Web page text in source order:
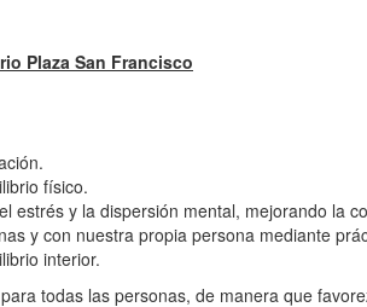
Plaza San Francisco
físico.
estrés y la dispersión mental, mejorando la
y con nuestra propia persona mediante
interior.
todas las personas, de manera que